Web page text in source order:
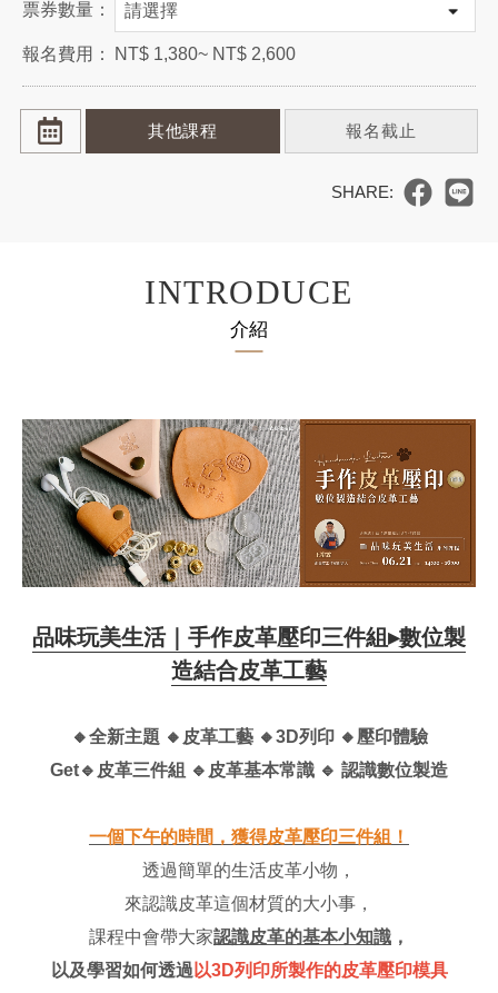
票券數量：
報名費用： NT$ 1,380~ NT$ 2,600
其他課程 報名截止
INTRODUCE
介紹
品味玩美生活｜手作皮革壓印三件組▸數位製
造結合皮革工藝
🔸全新主題 🔸皮革工藝 🔸3D列印 🔸壓印體驗
Get🔹皮革三件組 🔹皮革基本常識 🔹 認識數位製造
一個下午的時間，獲得皮革壓印三件組！
透過簡單的生活皮革小物，
來認識皮革這個材質的大小事，
課程中會帶大家認識皮革的基本小知識 ，
以及學習如何透過 以3D列印所製作的皮革壓印模具